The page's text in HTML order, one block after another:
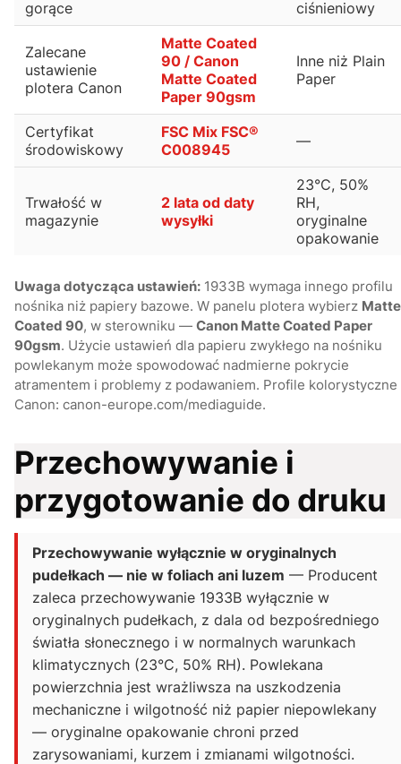
gorące ciśnieniowy
Zalecane
ustawienie
plotera Canon
Matte Coated
90 / Canon
Matte Coated
Paper 90gsm
Inne niż Plain
Paper
Certyfikat
środowiskowy
FSC Mix FSC®
C008945
—
Trwałość w
magazynie
2 lata od daty
wysyłki
23°C, 50%
RH,
oryginalne
opakowanie
Uwaga dotycząca ustawień: 1933B wymaga innego profilu
nośnika niż papiery bazowe. W panelu plotera wybierz Matte
Coated 90, w sterowniku — Canon Matte Coated Paper
90gsm. Użycie ustawień dla papieru zwykłego na nośniku
powlekanym może spowodować nadmierne pokrycie
atramentem i problemy z podawaniem. Profile kolorystyczne
Canon: canon-europe.com/mediaguide.
Przechowywanie i
przygotowanie do druku
Przechowywanie wyłącznie w oryginalnych
pudełkach — nie w foliach ani luzem — Producent
zaleca przechowywanie 1933B wyłącznie w
oryginalnych pudełkach, z dala od bezpośredniego
światła słonecznego i w normalnych warunkach
klimatycznych (23°C, 50% RH). Powlekana
powierzchnia jest wrażliwsza na uszkodzenia
mechaniczne i wilgotność niż papier niepowlekany
— oryginalne opakowanie chroni przed
zarysowaniami, kurzem i zmianami wilgotności.